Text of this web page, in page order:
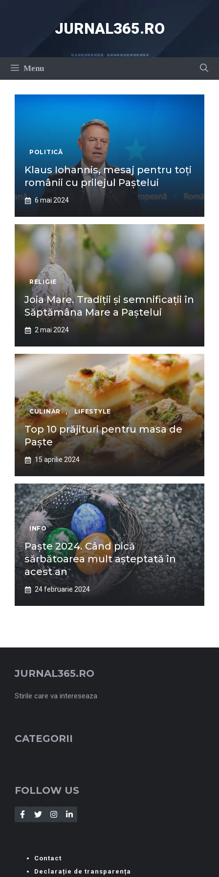
JURNAL365.RO
Menu
POLITICĂ
Klaus Iohannis, mesaj pentru toți
românii cu prilejul Paștelui
6 mai 2024
RELIGIE
Joia Mare. Tradiții și semnificații în
Săptămâna Mare a Paștelui
2 mai 2024
CULINAR , LIFESTYLE
Top 10 prăjituri pentru masa de
Paște
15 aprilie 2024
INFO
Paște 2024. Când pică
sărbătoarea mult așteptată în
acest an
24 februarie 2024
JURNAL365.RO
Stirile care va intereseaza
CATEGORII
FOLLOW US
Contact
Declarație de transparența